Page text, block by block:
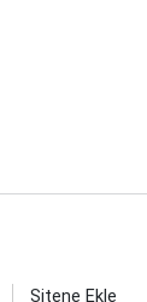
Sitene Ekle